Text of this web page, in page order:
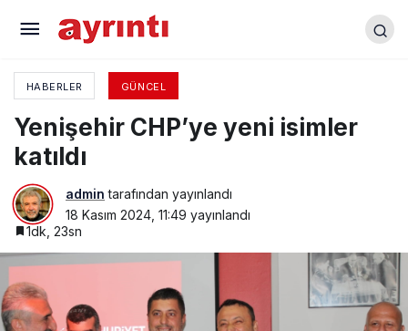
HABERLER GÜNCEL
Yenişehir CHP’ye yeni isimler
katıldı
admin tarafından yayınlandı
18 Kasım 2024, 11:49 yayınlandı
1dk, 23sn
Başkan Bozbey’den taksicilerin sorunlarına
çözüm